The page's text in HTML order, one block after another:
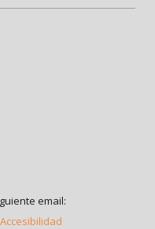
email:
Accesibilidad